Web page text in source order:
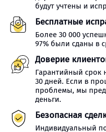
будут учтены и
Бесплатные
Более 30 000
97% были сданы в
Доверие
Гарантийный срок
30 дней. Если в
проблемы, мы
деньги.
Безопасная
Индивидуальный